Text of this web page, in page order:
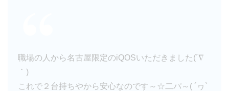
職場の人から名古屋限定のiQOSいただきました(´∇
｀)
これで２台持ちやから安心なのです～☆二パ～( ´ヮ`